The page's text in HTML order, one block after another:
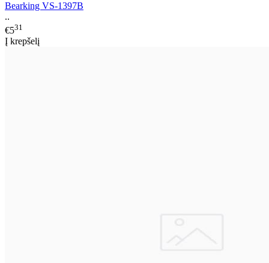
Bearking VS-1397B
..
€531
Į krepšelį